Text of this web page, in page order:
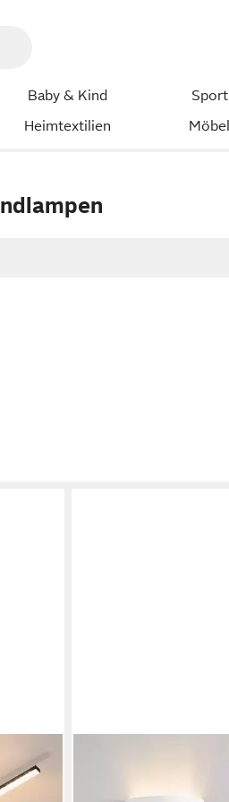
Baby & Kind Sport
Heimtextilien Möbel
12W